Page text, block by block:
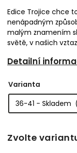
Edice Trojice chce
nenápadným
malým znamením
světě, v našich
Detailní
Varianta
Zvolte